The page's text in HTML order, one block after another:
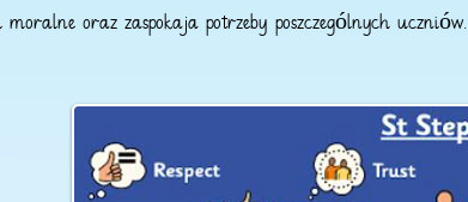
moralne oraz zaspokaja potrzeby poszczególnych uczniów.